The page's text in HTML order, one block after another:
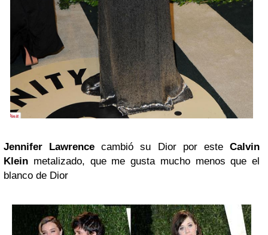
Jennifer Lawrence cambió su Dior por esteCalvin
Klein metalizado, que me gusta mucho menos que el
blanco de Dior